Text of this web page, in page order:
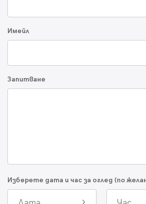
Имейл
Запитване
Изберете дата и час за оглед (по